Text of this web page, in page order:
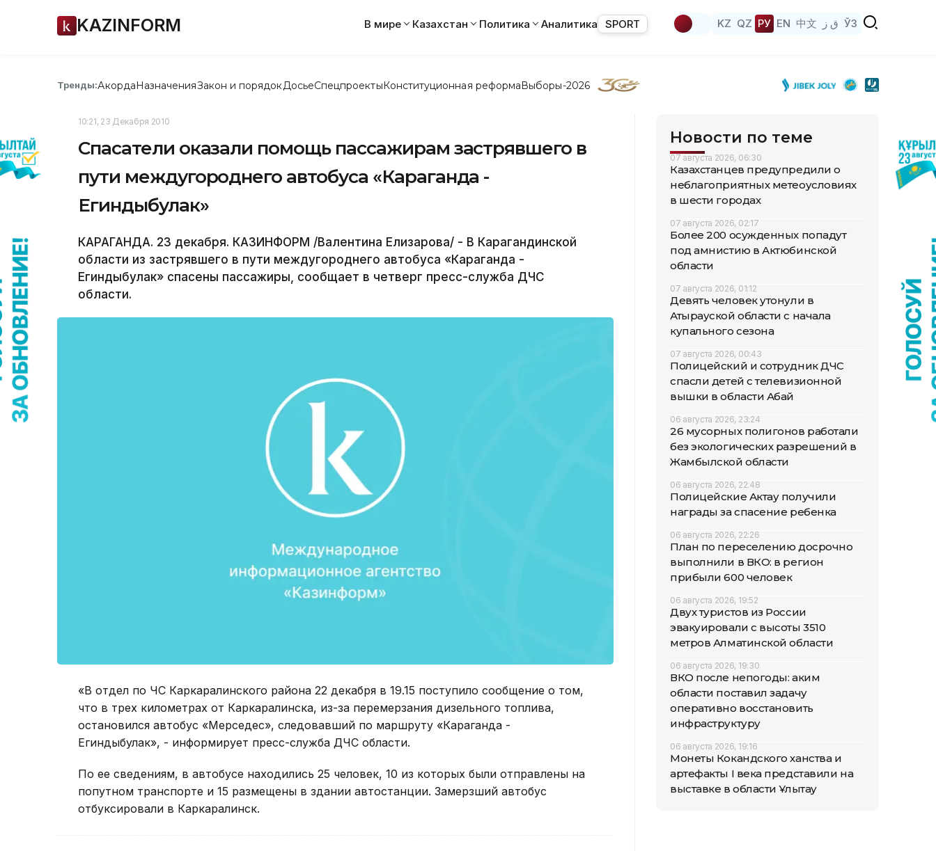
KAZINFORM В мире Казахстан Политика Аналитика SPORT KZ QZ РУ EN 中文 ق ز ЎЗ
Тренды:АкордаНазначенияЗакон и порядок ДосьеСпецпроектыКонституционная реформаВыборы-2026
10:21, 23 Декабря 2010
Спасатели оказали помощь пассажирам застрявшего в
пути междугороднего автобуса «Караганда -
Егиндыбулак»
КАРАГАНДА. 23 декабря. КАЗИНФОРМ /Валентина Елизарова/ - В Карагандинской
области из застрявшего в пути междугороднего автобуса «Караганда -
Егиндыбулак» спасены пассажиры, сообщает в четверг пресс-служба ДЧС
области.
«В отдел по ЧС Каркаралинского района 22 декабря в 19.15 поступило сообщение о том,
что в трех километрах от Каркаралинска, из-за перемерзания дизельного топлива,
остановился автобус «Мерседес», следовавший по маршруту «Караганда -
Егиндыбулак», - информирует пресс-служба ДЧС области.
По ее сведениям, в автобусе находились 25 человек, 10 из которых были отправлены на
попутном транспорте и 15 размещены в здании автостанции. Замерзший автобус
отбуксировали в Каркаралинск.
Новости по теме
07 августа 2026, 06:30
Казахстанцев предупредили о
неблагоприятных метеоусловиях
в шести городах
07 августа 2026, 02:17
Более 200 осужденных попадут
под амнистию в Актюбинской
области
07 августа 2026, 01:12
Девять человек утонули в
Атырауской области с начала
купального сезона
07 августа 2026, 00:43
Полицейский и сотрудник ДЧС
спасли детей с телевизионной
вышки в области Абай
06 августа 2026, 23:24
26 мусорных полигонов работали
без экологических разрешений в
Жамбылской области
06 августа 2026, 22:48
Полицейские Актау получили
награды за спасение ребенка
06 августа 2026, 22:26
План по переселению досрочно
выполнили в ВКО: в регион
прибыли 600 человек
06 августа 2026, 19:52
Двух туристов из России
эвакуировали с высоты 3510
метров Алматинской области
06 августа 2026, 19:30
ВКО после непогоды: аким
области поставил задачу
оперативно восстановить
инфраструктуру
06 августа 2026, 19:16
Монеты Кокандского ханства и
артефакты I века представили на
выставке в области Ұлытау